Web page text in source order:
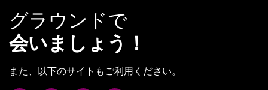
グラウンドで
会いましょう！
また、以下のサイトもご利用ください。